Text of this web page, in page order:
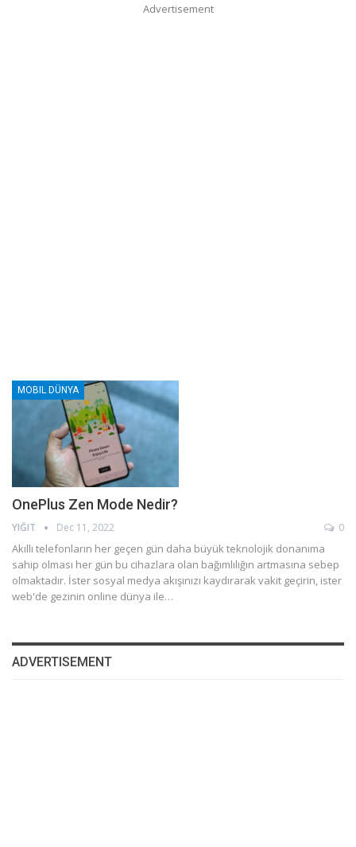
Advertisement
MOBIL DÜNYA
OnePlus Zen Mode Nedir?
YIĞIT Dec 11, 2022 0
Akıllı telefonların her geçen gün daha büyük teknolojik donanıma
sahip olması her gün bu cihazlara olan bağımlılığın artmasına sebep
olmaktadır. İster sosyal medya akışınızı kaydırarak vakit geçirin, ister
web'de gezinin online dünya ile…
ADVERTISEMENT